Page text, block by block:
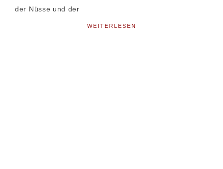
der Nüsse und der
WEITERLESEN